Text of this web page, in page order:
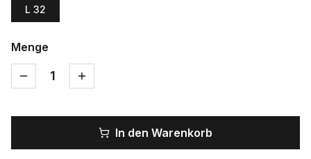
L 32
Menge
1
In den Warenkorb